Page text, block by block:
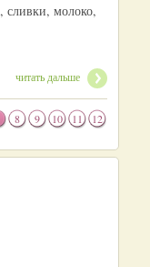
сливки, молоко,
читать дальше
8 9 10 11 12